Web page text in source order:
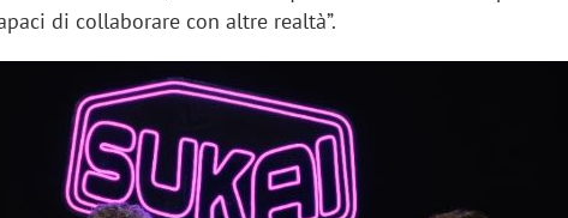
di collaborare con altre realtà”.